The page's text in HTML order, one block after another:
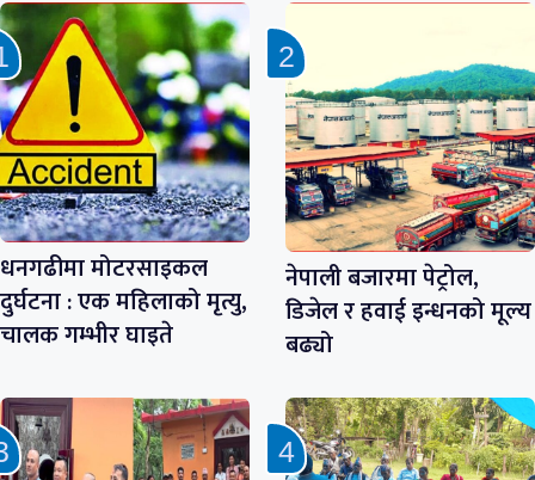
धनगढीमा मोटरसाइकल
दुर्घटना : एक महिलाको मृत्यु,
चालक गम्भीर घाइते
नेपाली बजारमा पेट्रोल,
डिजेल र हवाई इन्धनको मूल्य
बढ्यो